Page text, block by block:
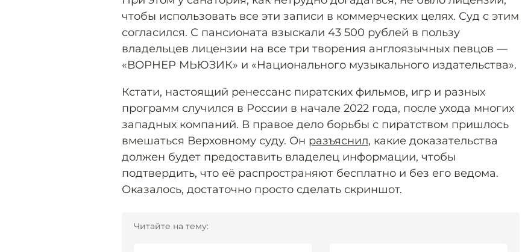
чтобы использовать все эти записи в коммерческих целях. Суд с этим
согласился. С пансионата взыскали 43 500 рублей в пользу
владельцев лицензии на все три творения англоязычных певцов —
«ВОРНЕР МЬЮЗИК» и «Национального музыкального издательства».
Кстати, настоящий ренессанс пиратских фильмов, игр и разных
программ случился в России в начале 2022 года, после ухода многих
западных компаний. В правое дело борьбы с пиратством пришлось
вмешаться Верховному суду. Он разъяснил, какие доказательства
должен будет предоставить владелец информации, чтобы
подтвердить, что её распространяют бесплатно и без его ведома.
Оказалось, достаточно просто сделать скриншот.
Читайте на тему: